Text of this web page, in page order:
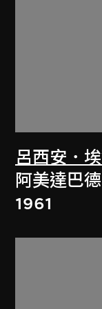
呂西安．
阿美達巴
1961